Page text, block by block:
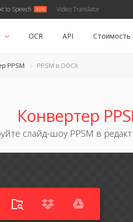
to Speech Video Translator
OCR API Стоимость
PPSM PPSM в DOCX
Конвертер
слайд-шоу PPSM в